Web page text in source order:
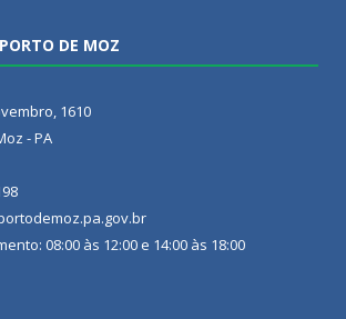
DE MOZ
1610
- PA
08:00 às 12:00 e 14:00 às 18:00